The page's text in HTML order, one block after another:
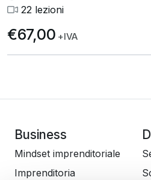
22 lezioni
€67,00 +IVA
Business
Mindset imprenditoriale
Imprenditoria